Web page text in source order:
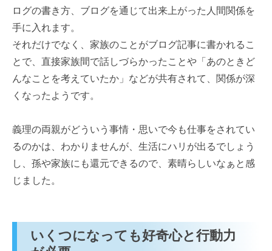
ログの書き方、ブログを通じて出来上がった人間関係を
手に入れます。
それだけでなく、家族のことがブログ記事に書かれるこ
とで、直接家族間で話しづらかったことや「あのときど
んなことを考えていたか」などが共有されて、関係が深
くなったようです。
義理の両親がどういう事情・思いで今も仕事をされてい
るのかは、わかりませんが、生活にハリが出るでしょう
し、孫や家族にも還元できるので、素晴らしいなぁと感
じました。
いくつになっても好奇心と行動力